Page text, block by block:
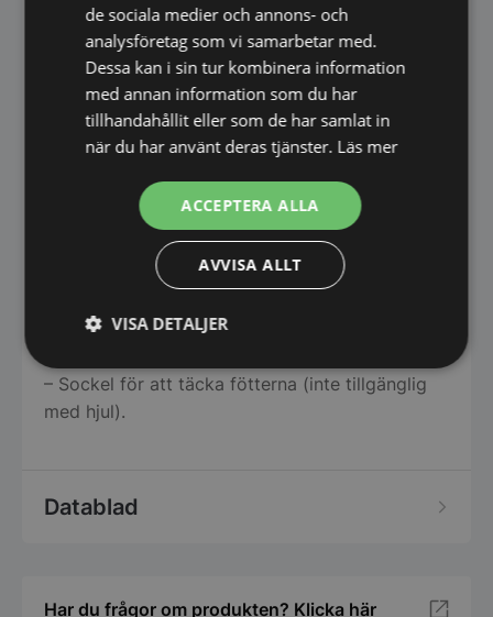
– Lätt utbytbara magnetiska packningar
– Justerbara i höjdled (130-200 mm) med fötter
av rostfritt stål.
– Wi-Fi-anslutningsmodul för
TILLBEHÖR PÅ BEGÄRAN
– Produkttemperatur stiftsond
– Bärbart Ph-mätinstrument
– Sockel för att täcka fötterna (inte tillgänglig
med hjul).
Datablad
Har du frågor om produkten? Klicka här
de sociala medier och annons- och
analysföretag som vi samarbetar med.
Dessa kan i sin tur kombinera information
med annan information som du har
tillhandahållit eller som de har samlat in
när du har använt deras tjänster. Läs mer
ACCEPTERA ALLA
AVVISA ALLT
VISA DETALJER
Strikt
nödvändigt
Prestanda Inriktning